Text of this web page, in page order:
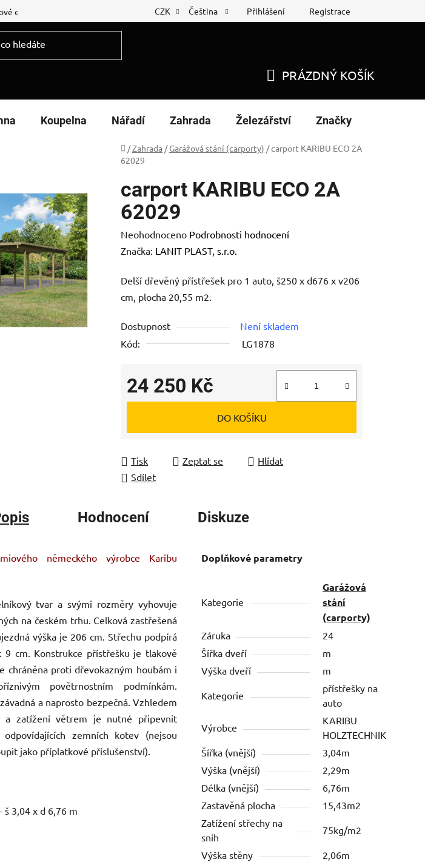
energetické štítky Reklamační list Nákup na splátky
CZK Čeština Přihlášení Registrace
KOŠÍK
PRÁZDNÝ KOŠÍK
Koupelna Nářadí Zahrada Železářství Značky
Domů
/Zahrada / Garážová stání (carporty) /carport KARIBU ECO 2A
62029
carport KARIBU ECO 2A
62029
Průměrné
hodnocení
je
0,0
5
hvězdiček.
Neohodnoceno Podrobnosti hodnocení
Značka: LANIT PLAST, s.r.o.
Delší dřevěný přístřešek pro 1 auto, š250 x d676 x v206
cm, plocha 20,55 m2.
Dostupnost
Není skladem
Kód:
LG1878
24 250 Kč
Měrná cena:
DO KOŠÍKU
Tisk Zeptat se
Hlídat
Sdílet
Hodnocení Diskuze
německého výrobce Karibu
tvar a svými rozměry vyhovuje
na českém trhu. Celková zastřešená
výška je 206 cm. Střechu podpírá
cm. Konstrukce přístřešku je tlakově
chráněna proti dřevokazným houbám i
povětrnostním podmínkám.
a naprosto bezpečná. Vzhledem
a zatížení větrem je nutné připevnit
zemních kotev (nejsou
jako příplatkové příslušenství).
3,04 x d 6,76 m
Doplňkové parametry
Kategorie
Garážová
stání
(carporty)
Záruka
24
Šířka dveří
m
Výška dveří
m
Kategorie
přístřešky na
auto
Výrobce
KARIBU
HOLZTECHNIK
Šířka (vnější)
3,04m
Výška (vnější)
2,29m
Délka (vnější)
6,76m
Zastavěná plocha
15,43m2
Zatížení střechy na
sníh
75kg/m2
Výška stěny
2,06m